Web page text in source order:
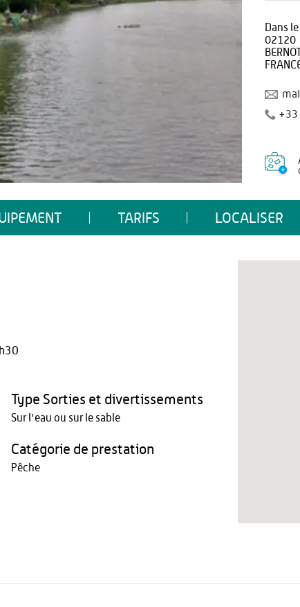
Dans
02120
BERNOT
+33
TARIFS LOCALISER
Type Sorties et divertissements
Sur l'eau ou sur le sable
Catégorie de prestation
Pêche